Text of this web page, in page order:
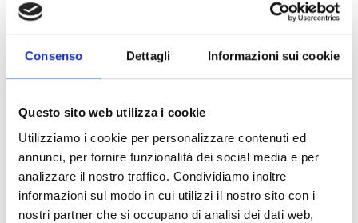
Consenso Dettagli Informazioni sui cookie
Questo sito web utilizza i cookie
Utilizziamo i cookie per personalizzare contenuti ed
annunci, per fornire funzionalità dei social media e per
analizzare il nostro traffico. Condividiamo inoltre
informazioni sul modo in cui utilizzi il nostro sito con i
nostri partner che si occupano di analisi dei dati web,
Accessoires pour socles EB00 - Matériaux (47)
Documents(6992)
Tout sélectionner
marqués par une icône lock
RECHERCHER
EFFACER LES FILTRES